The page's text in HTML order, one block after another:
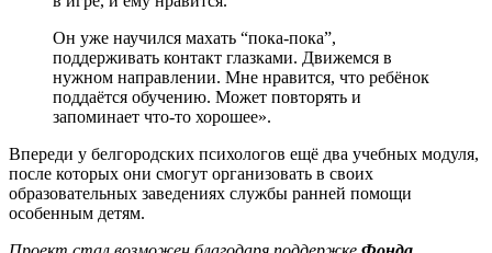
Он уже научился махать “пока-пока”,
поддерживать контакт глазками. Движемся в
нужном направлении. Мне нравится, что ребёнок
поддаётся обучению. Может повторять и
запоминает что-то хорошее».
Впереди у белгородских психологов ещё два учебных модуля,
после которых они смогут организовать в своих
образовательных заведениях службы ранней помощи
особенным детям.